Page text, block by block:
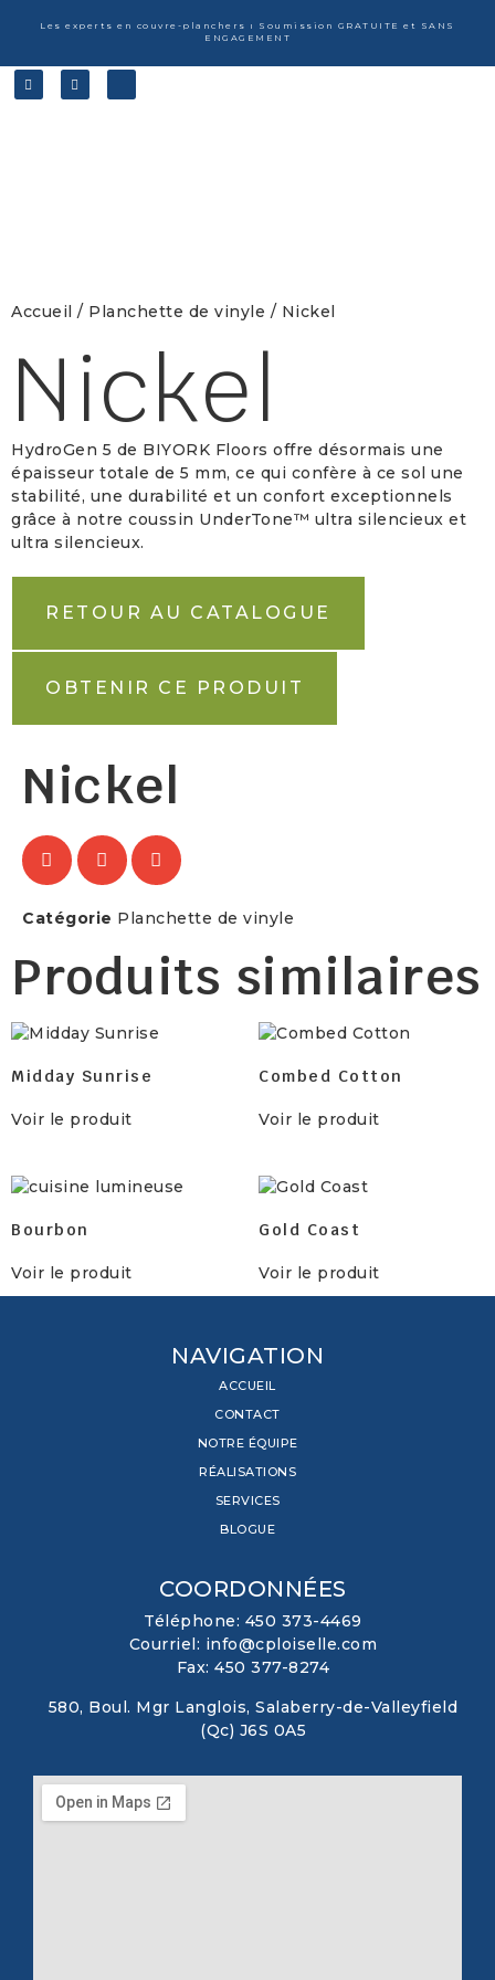
Les experts en couvre-planchers ı Soumission GRATUITE et SANS
ENGAGEMENT
Accueil / Planchette de vinyle / Nickel
Nickel
HydroGen 5 de BIYORK Floors offre désormais une
épaisseur totale de 5 mm, ce qui confère à ce sol une
stabilité, une durabilité et un confort exceptionnels
grâce à notre coussin UnderTone™ ultra silencieux et
ultra silencieux.
RETOUR AU CATALOGUE
OBTENIR CE PRODUIT
Nickel
Catégorie Planchette de vinyle
Produits similaires
Midday Sunrise
Voir le produit
Combed Cotton
Voir le produit
Bourbon
Voir le produit
Gold Coast
Voir le produit
NAVIGATION
ACCUEIL
CONTACT
NOTRE ÉQUIPE
RÉALISATIONS
SERVICES
BLOGUE
COORDONNÉES
Téléphone: 450 373-4469
Courriel: info@cploiselle.com
Fax: 450 377-8274
580, Boul. Mgr Langlois, Salaberry-de-Valleyfield
(Qc) J6S 0A5